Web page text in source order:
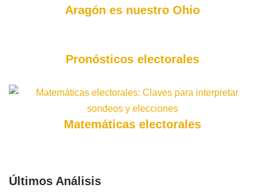
Aragón es nuestro Ohio
Pronósticos electorales
Matemáticas electorales
Últimos Análisis